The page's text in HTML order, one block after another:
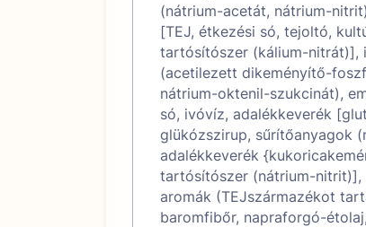
(nátrium-acetát, nátrium-
[TEJ, étkezési só, tejoltó,
tartósítószer (kálium-nitrát)],
(acetilezett dikeményítő-
nátrium-oktenil-szukcinát),
só, ivóvíz, adalékkeverék
glükózszirup, sűrítőanyagok
adalékkeverék
tartósítószer (nátrium-nitrit)],
aromák (TEJszármazékot
baromfibőr, napraforgó-